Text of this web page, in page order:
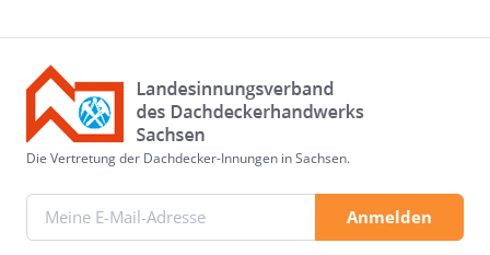
Die Vertretung der Dachdecker-Innungen in Sachsen.
Anmelden